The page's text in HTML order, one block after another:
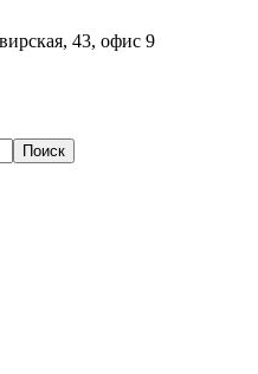
43, офис 9